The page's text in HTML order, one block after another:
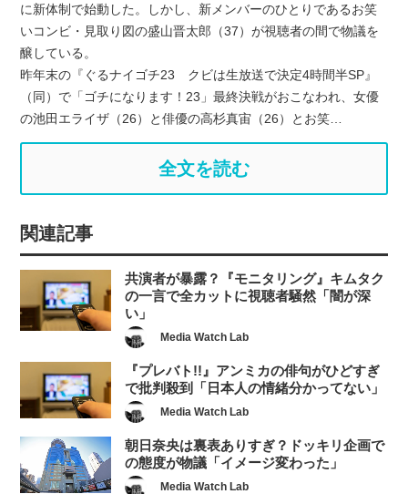
に新体制で始動した。しかし、新メンバーのひとりであるお笑
いコンビ・見取り図の盛山晋太郎（37）が視聴者の間で物議を
醸している。
昨年末の『ぐるナイゴチ23 クビは生放送で決定4時間半SP』
（同）で「ゴチになります！23」最終決戦がおこなわれ、女優
の池田エライザ（26）と俳優の高杉真宙（26）とお笑…
全文を読む
関連記事
共演者が暴露？『モニタリング』キムタク
の一言で全カットに視聴者騒然「闇が深
い」
Media Watch Lab
『プレバト!!』アンミカの俳句がひどすぎ
で批判殺到「日本人の情緒分かってない」
Media Watch Lab
朝日奈央は裏表ありすぎ？ドッキリ企画で
の態度が物議「イメージ変わった」
Media Watch Lab